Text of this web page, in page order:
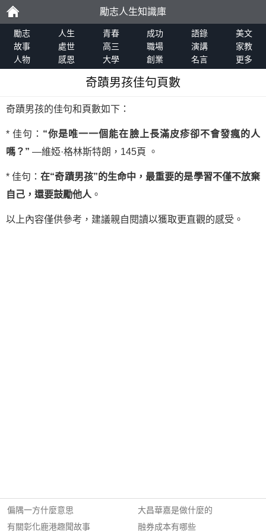
勵
志
勵志人生知識庫
勵志 人生 青春 成功 語錄
美文
故事
處世 高三 職場 演講
家教
人物
感恩 大學 創業 名言 更多
奇蹟男孩佳句頁數
奇蹟男孩的佳句和頁數如下：
* 佳句： “你是唯一一個能在臉上長滿皮疹卻不會發瘋的人
嗎？” —維婭·格林斯特朗，145頁 。
* 佳句：在“奇蹟男孩”的生命中，最重要的是學習不僅不放棄
自己，還要鼓勵他人 。
以上內容僅供參考，建議親自閱讀以獲取更直觀的感受。
偏隅一方什麼意思
有關彰化鹿港趣聞故事
大昌華嘉是做什麼的
融券成本有哪些